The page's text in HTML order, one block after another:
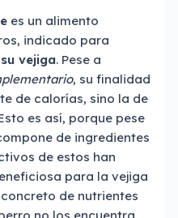
es un alimento
indicado para
vejiga. Pese a
, su finalidad
de calorías, sino la de
es así, porque pese
de ingredientes
de estos han
para la vejiga
de nutrientes